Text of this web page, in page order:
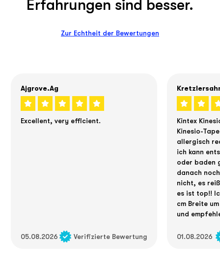
Erfahrungen sind besser.
Zur Echtheit der Bewertungen
Ajgrove.ag
Excellent, very efficient.
05.08.2026 Verifizierte Bewertung
Kintex
Kinesio-
allergisch
ich kann
oder baden
danach
nicht, es
es ist top!!
cm Breite
und
01.08.2026